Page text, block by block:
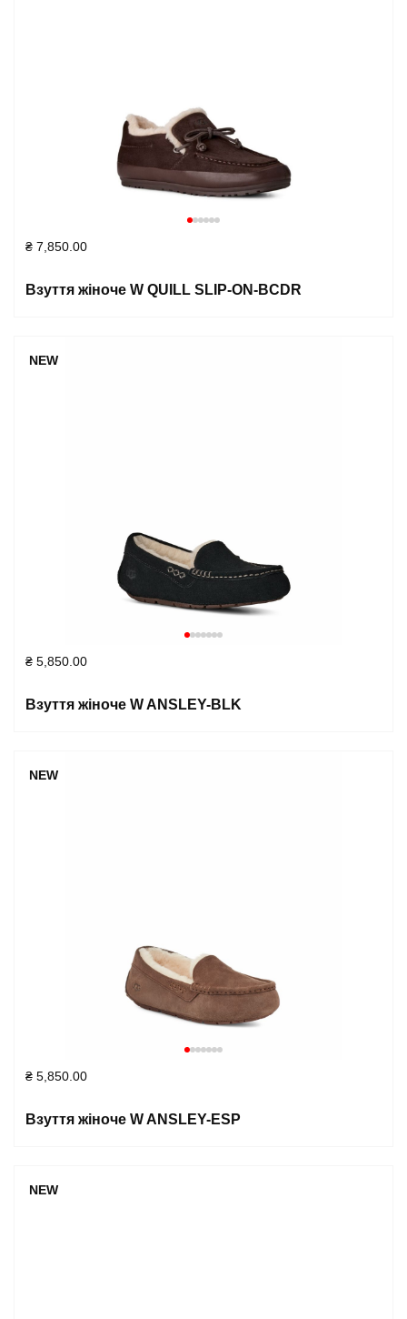
₴ 7,850.00
Взуття жіноче W QUILL SLIP-ON-BCDR
NEW
₴ 5,850.00
Взуття жіноче W ANSLEY-BLK
NEW
₴ 5,850.00
Взуття жіноче W ANSLEY-ESP
NEW